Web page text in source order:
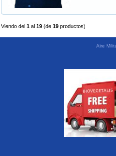
Viendo del 1 al 19 (de 19 productos)
Aire